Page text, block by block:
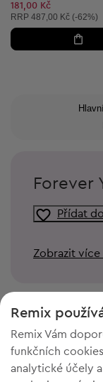
181,00 Kč
Doporučená cena:
RRP 487,00 Kč (-62%)
Forever
Přídat
Zobrazit více
Remix
Remix Vám
funkčních
analytické účely